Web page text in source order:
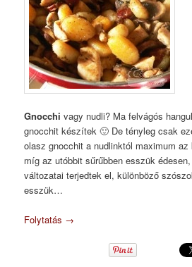
Gnocchi vagy nudli? Ma felvágós
gnocchit készítek 🙂 De tényleg csak
olasz gnocchit a nudlinktól maximum
míg az utóbbit sűrűbben esszük
változatai terjedtek el, különböző
esszük…
Folytatás →